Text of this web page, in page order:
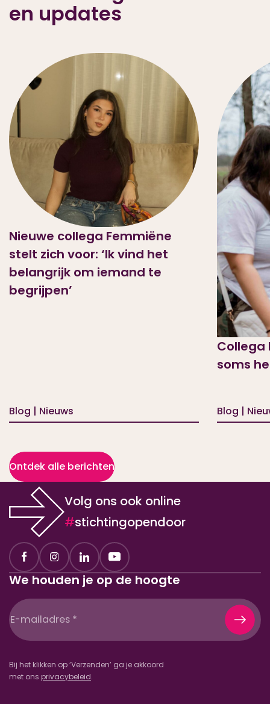
en updates
Nieuwe collega Femmiëne
stelt zich voor: ‘Ik vind het
belangrijk om iemand te
begrijpen’
Blog | Nieuws
Collega
soms
Blog |
Ontdek alle berichten
Volg ons ook online
#stichtingopendoor
We houden je op de hoogte
E-
mailadres
Bij het klikken op ‘Verzenden’ ga je akkoord
met ons privacybeleid.